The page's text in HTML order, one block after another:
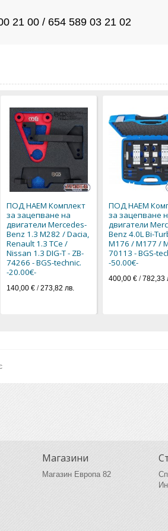
21 00 / 654 589 03 21 02
ПОД НАЕМ Комплект
за зацепване на
двигатели Mercedes-
Benz 1.3 M282 / Dacia,
Renault 1.3 TCe /
Nissan 1.3 DIG-T - ZB-
74266 - BGS-technic.
-20.00€-
140,00 €/273,82 лв.
ПОД НАЕМ
за зацепване
двигатели
Benz 4.0L Bi-
M176 / M177 /
70113 - BGS-
-50.00€-
400,00 €/782,33
Магазини
Магазин Европа 82